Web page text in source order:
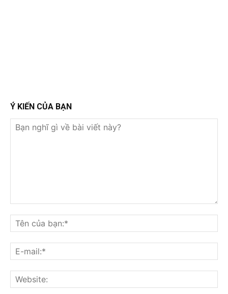
Ý KIẾN CỦA BẠN
nghĩ
gì
về
bài
viết
này?